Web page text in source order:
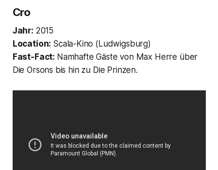
Cro
Jahr: 2015
Location: Scala-Kino (Ludwigsburg)
Fast-Fact: Namhafte Gäste von Max Herre über
Die Orsons bis hin zu Die Prinzen.